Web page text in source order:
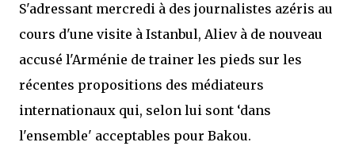
S'adressant mercredi à des journalistes azéris au
cours d'une visite à Istanbul, Aliev à de nouveau
accusé l'Arménie de trainer les pieds sur les
récentes propositions des médiateurs
internationaux qui, selon lui sont ‘dans
l'ensemble' acceptables pour Bakou.